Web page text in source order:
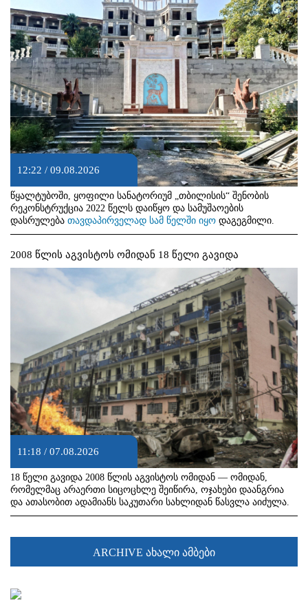
12:22 / 09.08.2026
წყალტუბოში, ყოფილი სანატორიუმ „თბილისის“ შენობის
რეკონსტრუქცია 2022 წელს დაიწყო და სამუშაოების
დასრულება თავდაპირველად სამ წელში იყო დაგეგმილი.
2008 წლის აგვისტოს ომიდან 18 წელი გავიდა
11:18 / 07.08.2026
18 წელი გავიდა 2008 წლის აგვისტოს ომიდან — ომიდან,
რომელმაც არაერთი სიცოცხლე შეიწირა, ოჯახები დაანგრია
და ათასობით ადამიანს საკუთარი სახლიდან წასვლა აიძულა.
ARCHIVE ახალი ამბები